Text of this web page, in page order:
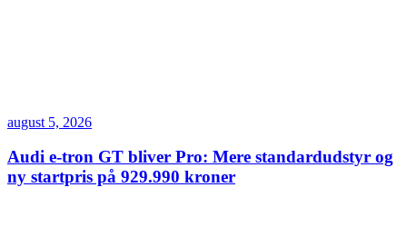
august 5, 2026
Audi e-tron GT bliver Pro: Mere standardudstyr og
ny startpris på 929.990 kroner